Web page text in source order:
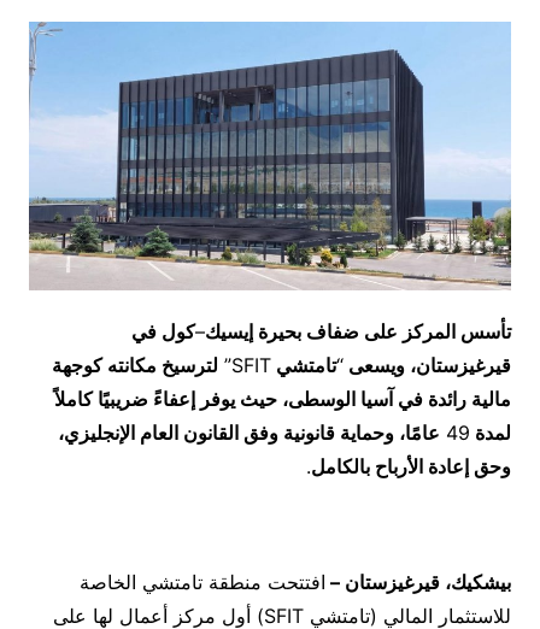
تأسس المركز على ضفاف بحيرة إيسيك–كول في
قيرغيزستان، ويسعى “تامتشي SFIT”
لترسيخ مكانته كوجهة
مالية رائدة في آسيا الوسطى، حيث يوفر إعفاءً ضريبيًا كاملاً
لمدة 49 عامًا، وحماية قانونية وفق القانون العام الإنجليزي،
وحق إعادة الأرباح بالكامل.
بيشكيك، قيرغيزستان – افتتحت منطقة تامتشي الخاصة
للاستثمار المالي (تامتشي SFIT) أول مركز أعمال لها على